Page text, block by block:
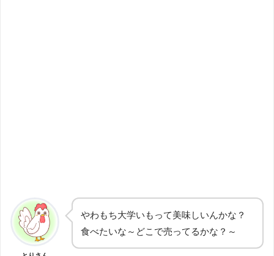
やわもち大学いもって美味しいんかな？
食べたいな～どこで売ってるかな？～